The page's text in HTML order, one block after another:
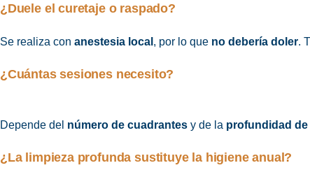
¿Duele el curetaje o raspado?
Se realiza con anestesia local , por lo que no debería doler.
¿Cuántas sesiones necesito?
Depende del número de cuadrantes y de la profundidad
¿La limpieza profunda sustituye la higiene anual?